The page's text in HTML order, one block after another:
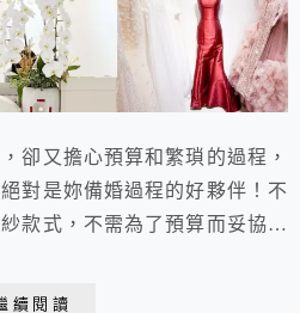
卻又擔心預算和繁瑣的過程，
對是妳備婚過程的好夥伴！不
款式，不需為了預算而妥協，
續閱讀